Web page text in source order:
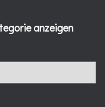
anzeigen